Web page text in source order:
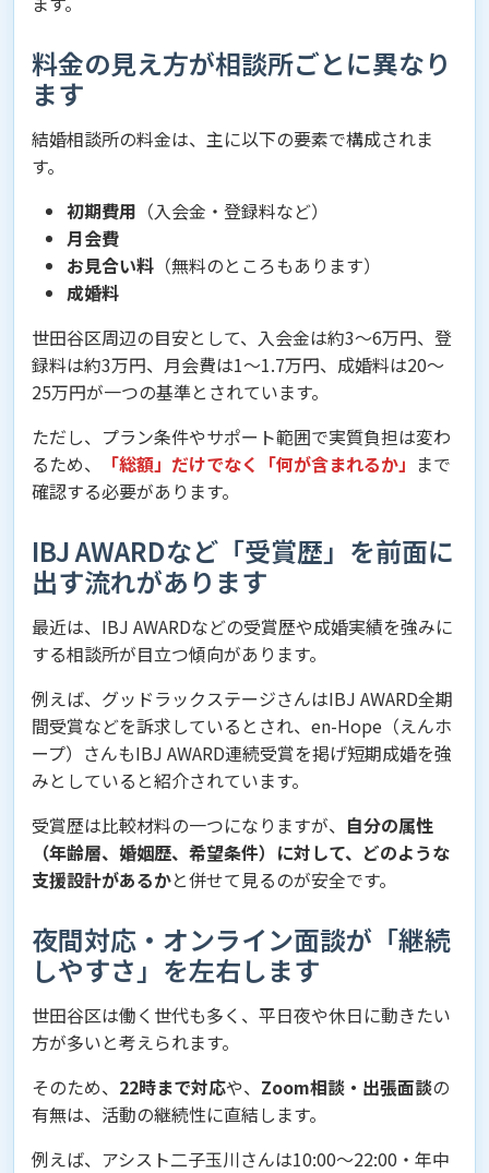
料金の見え方が相談所ごとに異なり
ます
結婚相談所の料金は、主に以下の要素で構成されま
す。
初期費用 （入会金・登録料など）
月会費
お見合い料 （無料のところもあります）
成婚料
世田谷区周辺の目安として、入会金は約3〜6万円、登
録料は約3万円、月会費は1〜1.7万円、成婚料は20〜
25万円が一つの基準とされています。
ただし、プラン条件やサポート範囲で実質負担は変わ
るため、
「総額」だけでなく「何が含まれるか」 まで
確認する必要があります。
IBJ AWARDなど「受賞歴」を前面に
出す流れがあります
最近は、IBJ AWARDなどの受賞歴や成婚実績を強みに
する相談所が目立つ傾向があります。
例えば、グッドラックステージさんはIBJ AWARD全期
間受賞などを訴求しているとされ、en-Hope（えんホ
ープ）さんもIBJ AWARD連続受賞を掲げ短期成婚を強
みとしていると紹介されています。
受賞歴は比較材料の一つになりますが、 自分の属性
（年齢層、婚姻歴、希望条件）に対して、どのような
支援設計があるかと併せて見るのが安全です。
夜間対応・オンライン面談が「継続
しやすさ」を左右します
世田谷区は働く世代も多く、平日夜や休日に動きたい
方が多いと考えられます。
そのため、 22時まで対応や、 Zoom相談・出張面談の
有無は、活動の継続性に直結します。
例えば、アシスト二子玉川さんは10:00〜22:00・年中